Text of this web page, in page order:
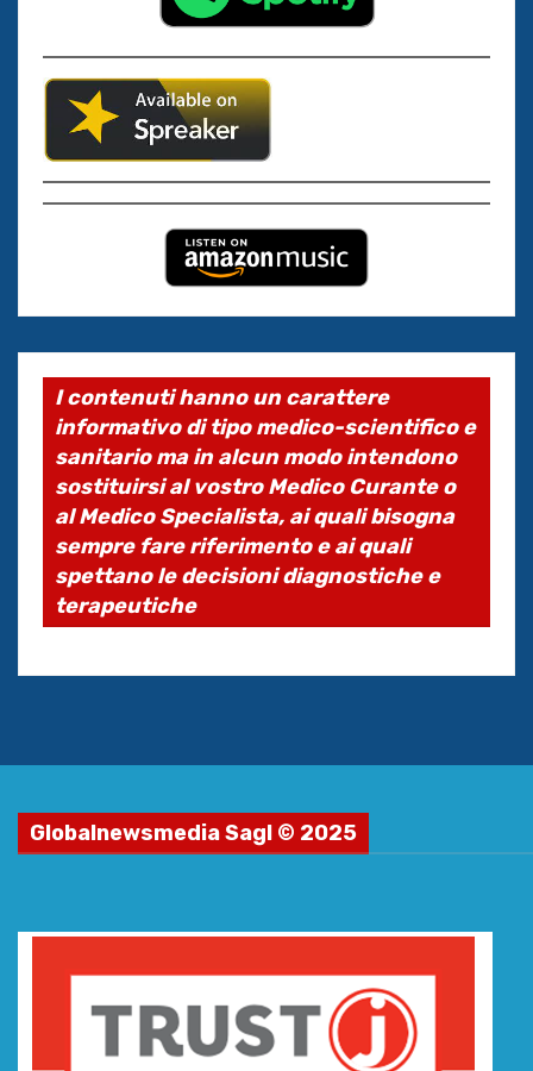
I contenuti hanno un carattere
informativo di tipo medico-scientifico e
sanitario ma in alcun modo intendono
sostituirsi al vostro Medico Curante o
al Medico Specialista, ai quali bisogna
sempre fare riferimento e ai quali
spettano le decisioni diagnostiche e
terapeutiche
Globalnewsmedia Sagl © 2025